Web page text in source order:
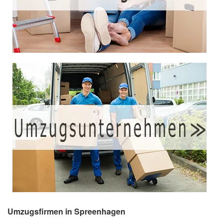
Umzugsfirmen in Spreenhagen